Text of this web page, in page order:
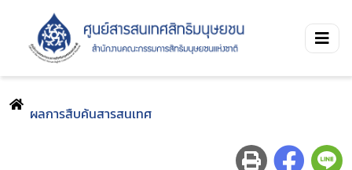
ผลการสืบค้นสารสนเทศ